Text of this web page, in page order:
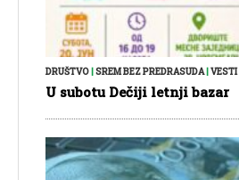
DRUŠTVO SREM BEZ PREDRASUDA| VESTI|
U subotu Dečiji letnji bazar